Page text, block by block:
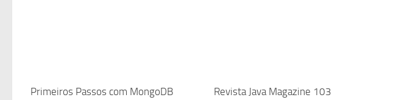
Primeiros Passos com MongoDB Revista Java Magazine 103